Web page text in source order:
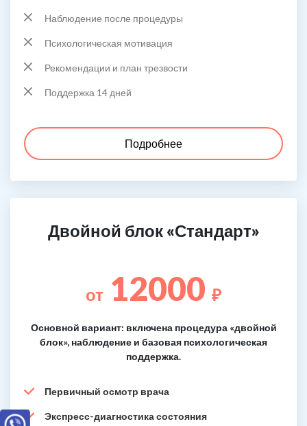
Наблюдение после процедуры
Психологическая мотивация
Рекомендации и план трезвости
Поддержка 14 дней
Подробнее
Двойной блок «Стандарт»
от 12000 ₽
Основной вариант: включена процедура «двойной
блок», наблюдение и базовая психологическая
поддержка.
Первичный осмотр врача
Экспресс-диагностика состояния